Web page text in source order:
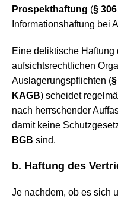
Prospekthaftung (§
Informationshaftung bei
Eine deliktische
aufsichtsrechtlichen
Auslagerungspflichten (
KAGB) scheidet
nach herrschender
damit keine
BGB sind.
b. Haftung des
Je nachdem, ob es sich